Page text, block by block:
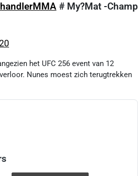
# My?Mat -Champ
het UFC 256 event van 12
Nunes moest zich terugtrekken